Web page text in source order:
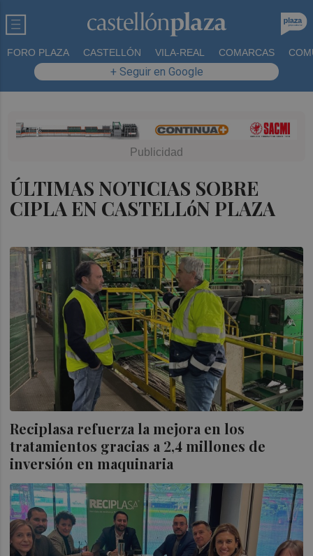
FORO PLAZA CASTELLÓN VILA-REAL COMARCAS
+ Seguir en Google
ÚLTIMAS NOTICIAS SOBRE
CIPLA EN CASTELLóN PLAZA
Reciplasa refuerza la mejora en los
tratamientos gracias a 2,4 millones de
inversión en maquinaria